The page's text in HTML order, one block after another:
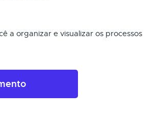
a organizar e visualizar os processos